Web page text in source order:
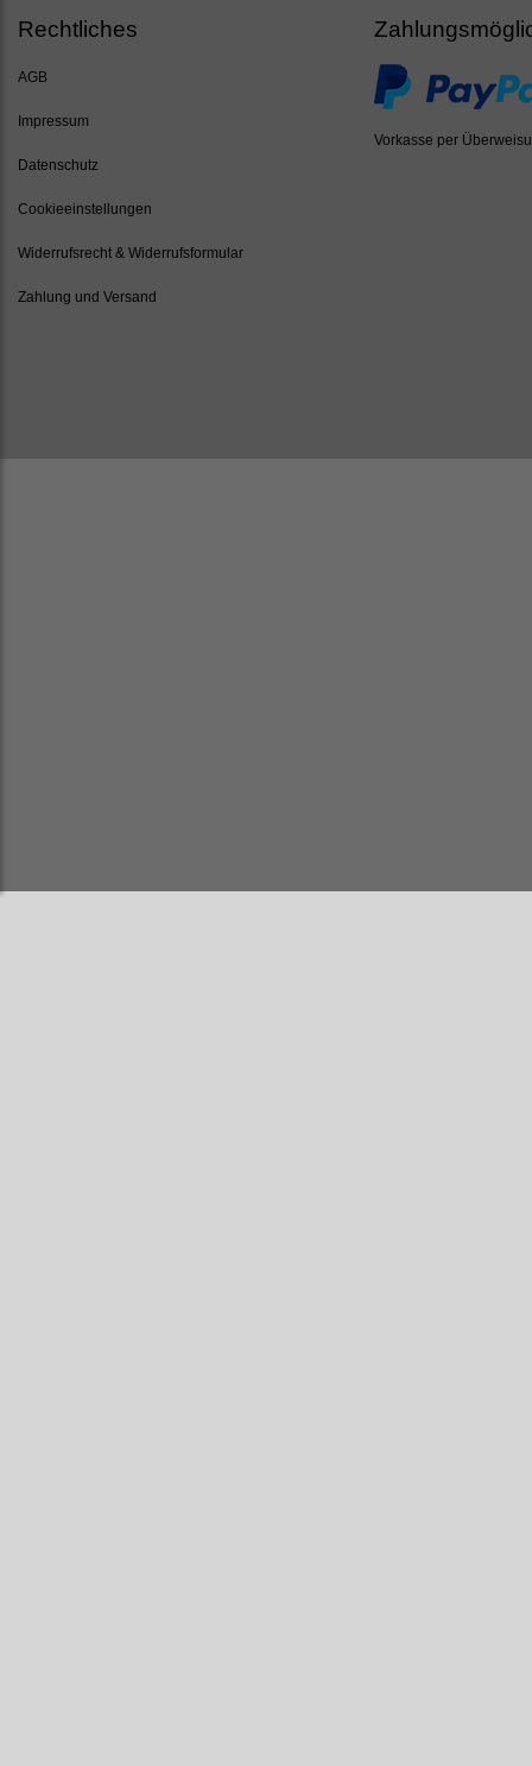
Rechtliches
AGB
Impressum
Datenschutz
Cookieeinstellungen
Widerrufsrecht & Widerrufsformular
Zahlung und Versand
Vorkasse per